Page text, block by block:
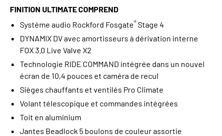
FINITION ULTIMATE COMPREND
Système audio Rockford Fosgate® Stage 4
DYNAMIX DV avec amortisseurs à dérivation interne
FOX 3.0 Live Valve X2
Technologie RIDE COMMAND intégrée dans un nouvel
écran de 10,4 pouces et caméra de recul
Sièges chauffants et ventilés Pro Climate
Volant télescopique et commandes intégrées
Toit en aluminium
Jantes Beadlock 5 boulons de couleur assortie